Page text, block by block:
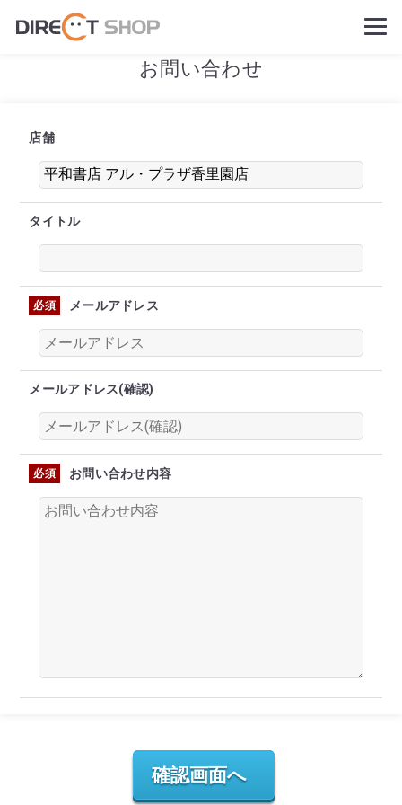
お問い合わせ
店舗
タイトル
メールアドレス
必須
メールアドレス(確認)
お問い合わせ内容
必須